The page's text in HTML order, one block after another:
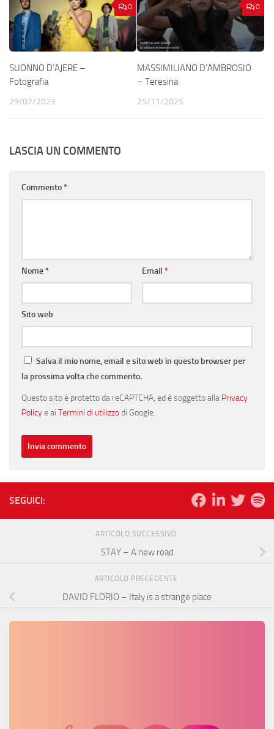
0
SUONNO D’AJERE –
Fotografia
29/07/2023
0
MASSIMILIANO D’AMBROSIO
– Teresina
25/11/2025
LASCIA UN COMMENTO
Commento*
Nome* Email *
Sito web
Salva il mio nome, email e sito web in questo browser per
la prossima volta che commento.
Questo sito è protetto da reCAPTCHA, ed è soggetto alla Privacy
Policye ai Termini di utilizzodi Google.
SEGUICI:
ARTICOLO SUCCESSIVO
STAY – A new road
ARTICOLO PRECEDENTE
DAVID FLORIO – Italy is a strange place